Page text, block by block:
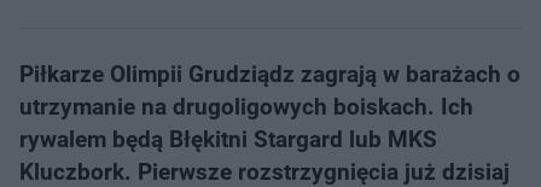
Piłkarze Olimpii Grudziądz zagrają w barażach o
utrzymanie na drugoligowych boiskach. Ich
rywalem będą Błękitni Stargard lub MKS
Kluczbork. Pierwsze rozstrzygnięcia już dzisiaj